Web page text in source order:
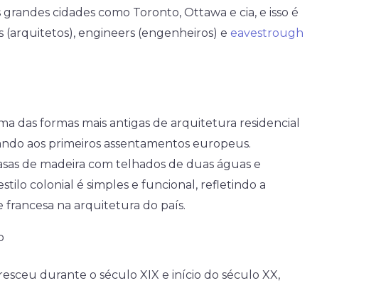
cidades como Toronto, Ottawa e cia, e isso é
(arquitetos), engineers (engenheiros) e eavestrough
das formas mais antigas de arquitetura residencial
aos primeiros assentamentos europeus.
de madeira com telhados de duas águas e
colonial é simples e funcional, refletindo a
francesa na arquitetura do país.
durante o século XIX e início do século XX,